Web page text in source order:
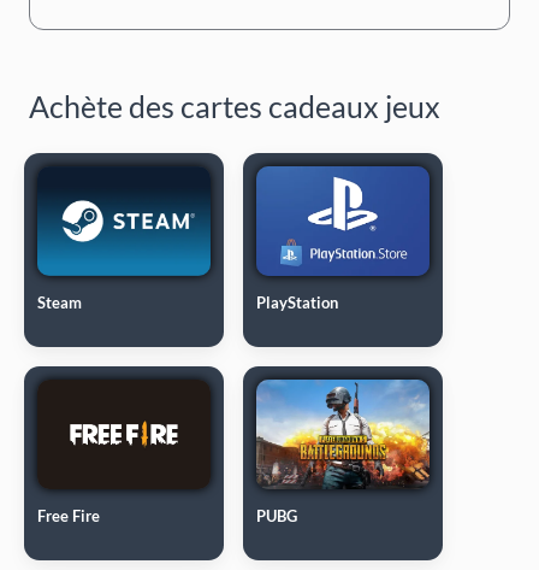
Achète des cartes cadeaux jeux
Steam PlayStation
Free Fire PUBG